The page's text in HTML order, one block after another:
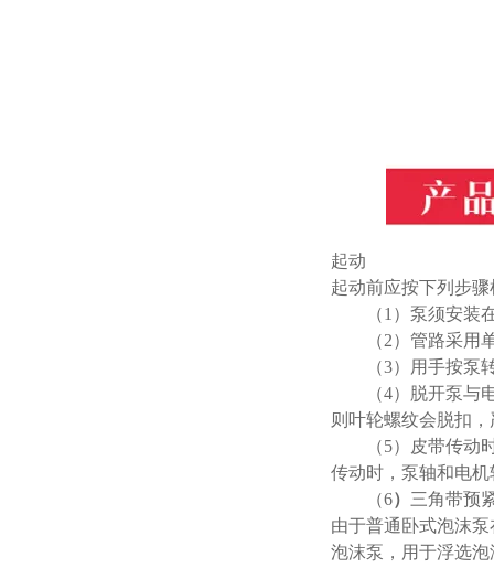
起动
起动前应按下列步
（1 ）泵须安装
（2）管路采用
（3）用手按泵
（4）脱开泵与
则叶轮螺纹会脱扣
（5）皮带传动
传动时，泵轴和电
（6） 三角带预
由于普通卧式泡沫
泡沫泵，用于浮选